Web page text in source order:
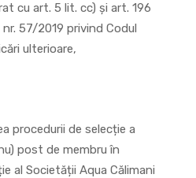
cu art. 5 lit. cc) și art. 196
nr. 57/2019 privind Codul
ulterioare,
procedurii de selecție a
post de membru în
al Societății Aqua Călimani